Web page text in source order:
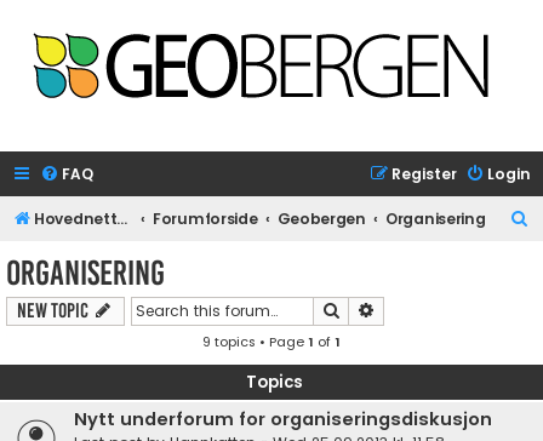
FAQ Login
Register
Hovednettside Forumforside Geobergen Organisering
Organisering
New Topic Search
9 topics • Page1 of1
Topics
Nytt underforum for organiseringsdiskusjon